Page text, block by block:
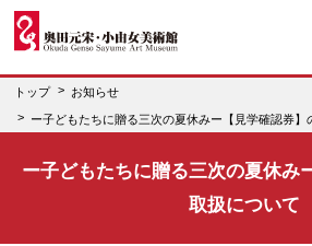
トップ お知らせ
ー子どもたちに贈る三次の夏休みー【見学確認券】
ー子どもたちに贈る三次の夏休み
取扱について